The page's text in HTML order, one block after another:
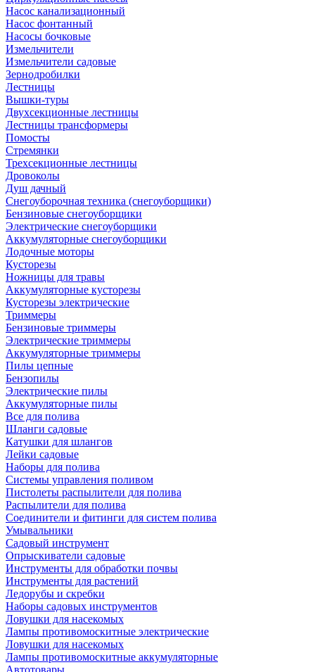
Насос канализационный
Насос фонтанный
Насосы бочковые
Измельчители
Измельчители садовые
Зернодробилки
Лестницы
Вышки-туры
Двухсекционные лестницы
Лестницы трансформеры
Помосты
Стремянки
Трехсекционные лестницы
Дровоколы
Душ дачный
Снегоуборочная техника (снегоуборщики)
Бензиновые снегоуборщики
Электрические снегоуборщики
Аккумуляторные снегоуборщики
Лодочные моторы
Кусторезы
Ножницы для травы
Аккумуляторные кусторезы
Кусторезы электрические
Триммеры
Бензиновые триммеры
Электрические триммеры
Аккумуляторные триммеры
Пилы цепные
Бензопилы
Электрические пилы
Аккумуляторные пилы
Все для полива
Шланги садовые
Катушки для шлангов
Лейки садовые
Наборы для полива
Системы управления поливом
Пистолеты распылители для полива
Распылители для полива
Соединители и фитинги для систем полива
Умывальники
Садовый инструмент
Опрыскиватели садовые
Инструменты для обработки почвы
Инструменты для растений
Ледорубы и скребки
Наборы садовых инструментов
Ловушки для насекомых
Лампы противомоскитные электрические
Ловушки для насекомых
Лампы противомоскитные аккумуляторные
Автотовары